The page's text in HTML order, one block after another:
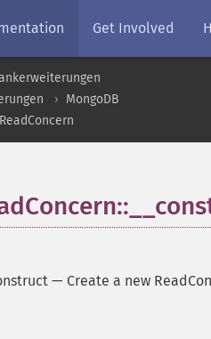
Get Involved
MongoDB
— Create a new